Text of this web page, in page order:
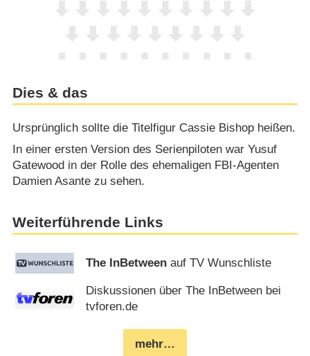
Dies & das
Ursprünglich sollte die Titelfigur Cassie Bishop heißen.
In einer ersten Version des Serienpiloten war Yusuf
Gatewood in der Rolle des ehemaligen FBI-Agenten
Damien Asante zu sehen.
Weiterführende Links
The InBetween auf TV Wunschliste
Diskussionen über The InBetween bei
tvforen.de
mehr…